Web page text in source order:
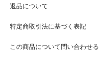
返品について
特定商取引法に基づく表記
この商品について問い合わせる